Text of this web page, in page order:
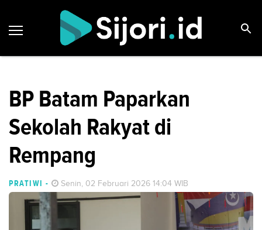
BP Batam Paparkan
Sekolah Rakyat di
Rempang
PRATIWI - Senin, 02 Februari 2026 14:04 WIB